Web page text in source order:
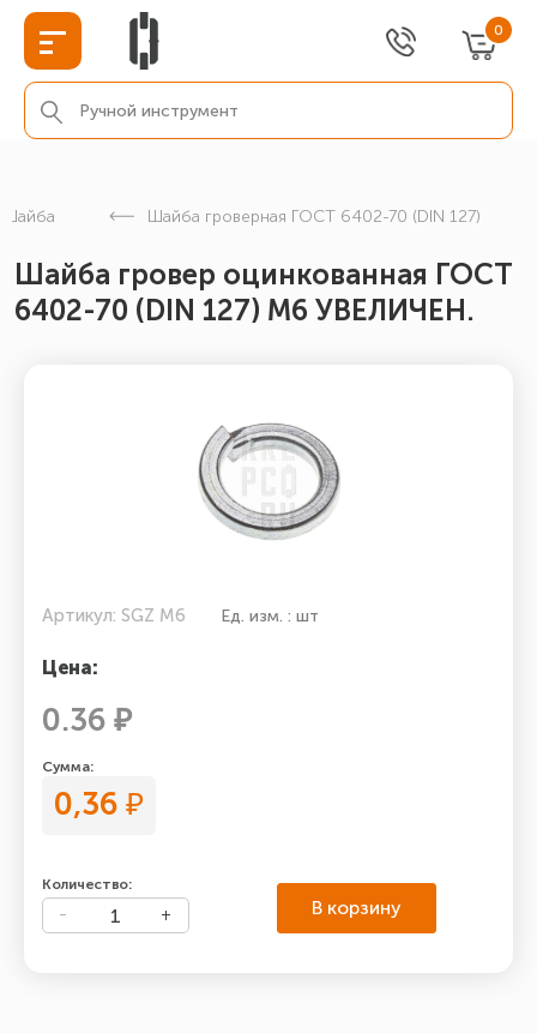
0
Шайба Шайба гроверная ГОСТ 6402-70 (DIN 127)
Шайба гровер оцинкованная ГОСТ
6402-70 (DIN 127) М6 УВЕЛИЧЕН.
Артикул: SGZ M6 Ед. изм. : шт
Цена:
0.36 ₽
Сумма:
0,36 ₽
Количество:
В корзину